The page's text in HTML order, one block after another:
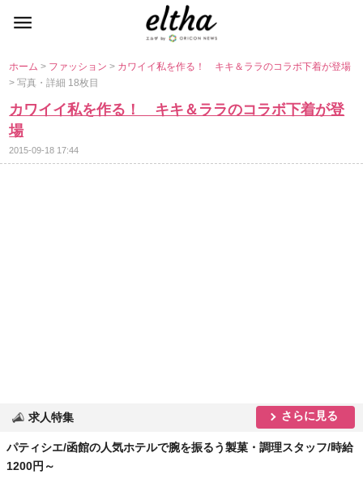
ホーム> ファッション> カワイイ私を作る！ キキ＆ララのコラボ下着が登場
> 写真・詳細 18枚目
カワイイ私を作る！ キキ＆ララのコラボ下着が登
場
2015-09-18 17:44
求人特集 さらに見る
パティシエ/函館の人気ホテルで腕を振るう製菓・調理スタッフ/時給
1200円～